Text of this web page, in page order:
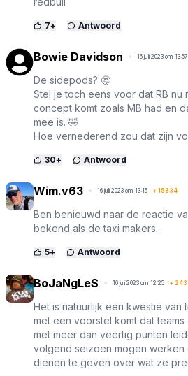
7+ Antwoord
Bowie Davidson 16 juli 2023 om 13:57
De sidepods? 🤔
Stel je toch eens voor dat RB nu
concept komt zoals MB had en
mee is. 🤣
Hoe vernederend zou dat zijn
30+ Antwoord
Wim.v63 16 juli 2023 om 13:15 + 15834
Ben benieuwd naar de reactie
bekend als de taxi makers.
5+ Antwoord
BoJaNgLeS 16 juli 2023 om 12:25 + 243
Het is natuurlijk een kwestie van
met een voorstel komt dat
met meer dan veertig punten
volgend seizoen mogen
dienen te geven over wat ze